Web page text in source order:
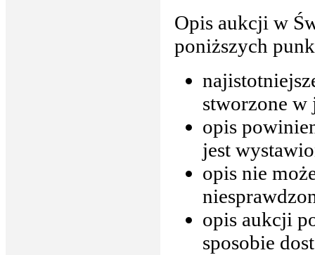
Opis aukcji w
poniższych
stworzone
opis
jest
opis nie
opis aukcji
sposobie